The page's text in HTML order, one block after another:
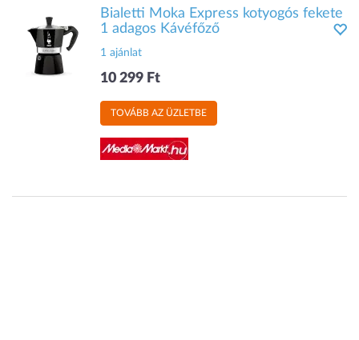
Bialetti Moka Express kotyogós fekete
1 adagos Kávéfőző
1 ajánlat
10 299 Ft
TOVÁBB AZ ÜZLETBE